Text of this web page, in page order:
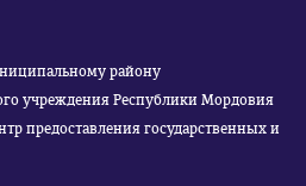
району
учреждения Республики Мордовия
предоставления государственных и